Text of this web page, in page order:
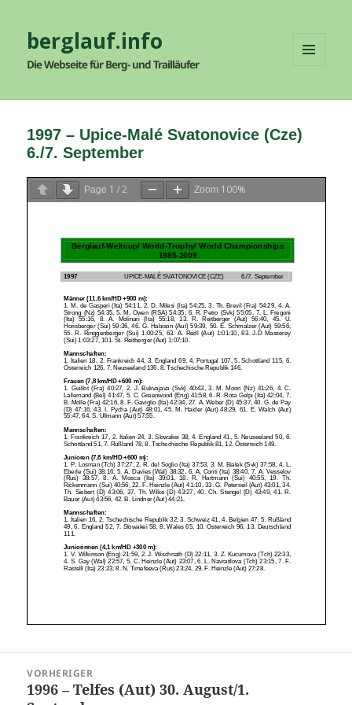
berglauf.info
Die Webseite für Berg- und Trailläufer
WIDGETS
1997 – Upice-Malé Svatonovice (Cze)
6./7. September
Page 1 / 2 Zoom 100%
VORHERIGER
Vorheriger
1996 – Telfes (Aut) 30. August/1.